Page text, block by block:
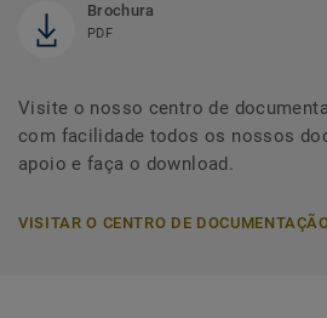
Brochura
PDF
Visite o nosso centro de
com facilidade todos os nossos
apoio e faça o download.
VISITAR O CENTRO DE